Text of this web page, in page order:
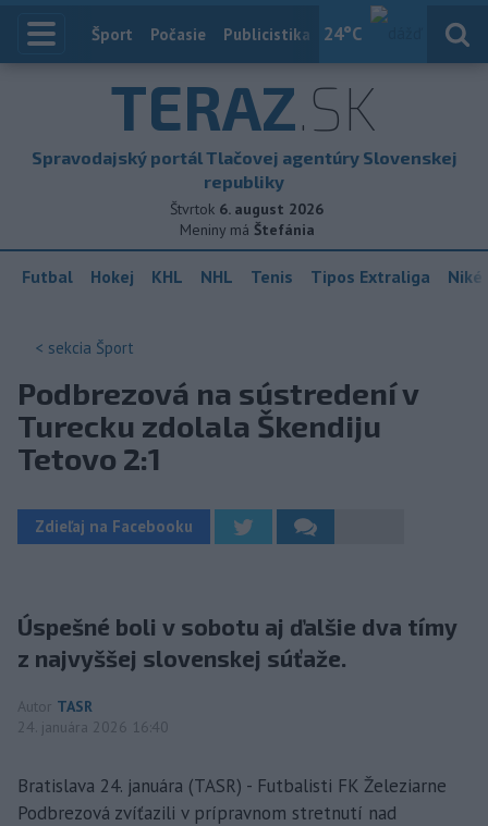
24°C
Index
Šport Počasie Publicistika Slovensko
TERAZ.SK
Spravodajský portál Tlačovej agentúry Slovenskej
republiky
Štvrtok 6. august 2026
Meniny má Štefánia
Futbal Hokej KHL NHL Tenis Tipos Extraliga
< sekcia Šport
Podbrezová na sústredení v
Turecku zdolala Škendiju
Tetovo 2:1
Zdieľaj na Facebooku
Úspešné boli v sobotu aj ďalšie dva tímy
z najvyššej slovenskej súťaže.
Autor TASR
24. januára 2026 16:40
Bratislava 24. januára (TASR) - Futbalisti FK Železiarne
Podbrezová zvíťazili v prípravnom stretnutí nad